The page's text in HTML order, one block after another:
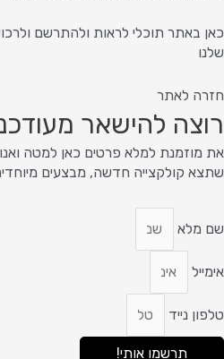
כאן באתר תוכלי לראות ולהתרשם
שלנו
חזרה לאתר
רוצה להישאר
את מוזמנת למלא פרטים כאן למטה
שתצא קולקצייה חדשה, מבצעים
שם מלא
אימייל
טלפון נייד
תרשמו אותי!